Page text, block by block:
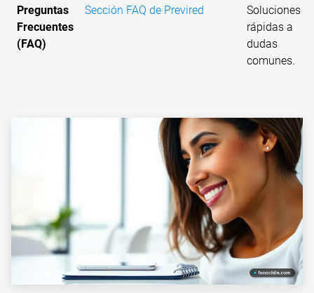
Preguntas
Frecuentes
(FAQ)
Sección FAQ de Previred
Soluciones
rápidas a
dudas
comunes.